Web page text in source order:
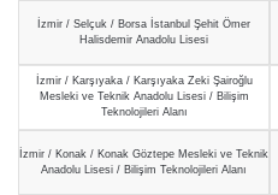
İzmir / Selçuk / Borsa İstanbul Şehit Ömer
Halisdemir Anadolu Lisesi
İzmir / Karşıyaka / Karşıyaka Zeki Şairoğlu
Mesleki ve Teknik Anadolu Lisesi / Bilişim
Teknolojileri Alanı
İzmir / Konak / Konak Göztepe Mesleki ve Teknik
Anadolu Lisesi / Bilişim Teknolojileri Alanı